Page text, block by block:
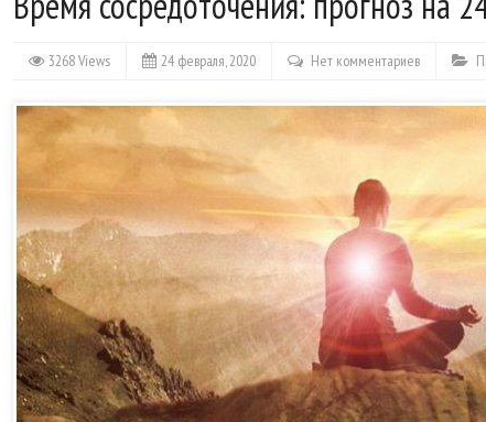
3268 Views 24 февраля, 2020 Нет комментариев